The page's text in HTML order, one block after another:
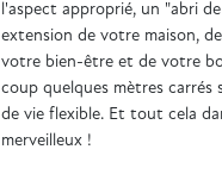
l'aspect approprié, un "abri
extension de votre maison,
votre bien-être et de votre
coup quelques mètres carrés
de vie flexible. Et tout cela
merveilleux !